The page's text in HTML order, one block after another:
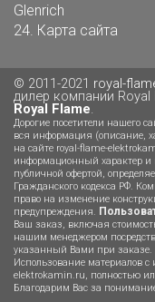
Glenrich
24. Карта сайта
© 2011-2021 royal-
дилер компании Royal
Royal Flame.
Дорогие посетители нашего
вся информация (описание,
на сайте royal-flame-
информационный характер и
публичной офертой,
Гражданского кодекса РФ.
право на изменение
предупреждения.
Ваш заказ, включая
нашим менеджером
указанный Вами при заказе.
Использование материалов с
elektrokamin.ru, полностью
Благодарим Вас за